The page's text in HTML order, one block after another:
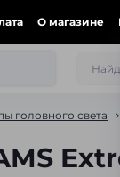
О магазине
головного света